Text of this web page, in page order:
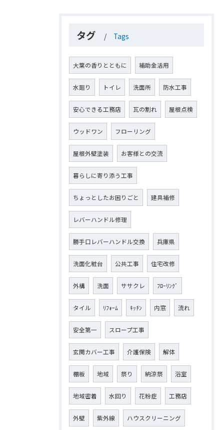
タグ Tags
大葉の香りとともに 補助金活用
水廻り トイレ 洗面所 防水工事
安心できる工務店 瓦の割れ 屋根点検
ウッドワン フローリング
屋根外壁塗装 お客様との交流
暮らしに寄り添う工事
ちょっとしたお困りごと 建具補修
レバーハンドル修理
勝手口レバーハンドル交換 兵庫県
洗面化粧台 公共工事 住宅改修
外構 洗面 ササクレ ﾌﾛｰﾘﾝｸﾞ
タイル ﾘﾌｫｰﾑ ｷｯﾁﾝ 内窓 流れ
安全第一 スロープ工事
玄関カバー工事 介護保険 解体
棚板 地域 祭り 納涼祭 浴室
地域密着 水回り 花粉症 工務店
外壁 紫外線 ハウスクリーニング